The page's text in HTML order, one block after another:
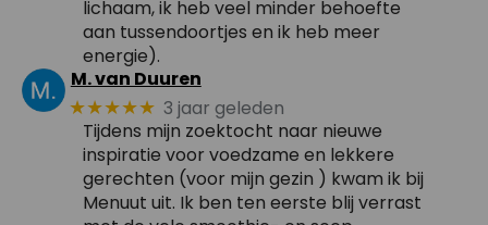
lichaam, ik heb veel minder behoefte
aan tussendoortjes en ik heb meer
energie).
M. van Duuren
★★★★★ 3 jaar geleden
Tijdens mijn zoektocht naar nieuwe
inspiratie voor voedzame en lekkere
gerechten (voor mijn gezin ) kwam ik bij
Menuut uit. Ik ben ten eerste blij verrast